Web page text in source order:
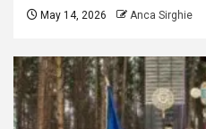
May 14, 2026 Anca Sirghie